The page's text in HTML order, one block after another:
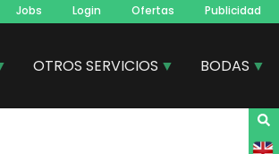
Jobs Login Ofertas Publicidad
OTROS SERVICIOS BODAS